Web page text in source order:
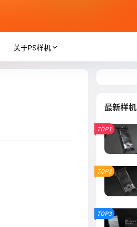
关于PS样机
最新样机
TOP1
TOP2
TOP3